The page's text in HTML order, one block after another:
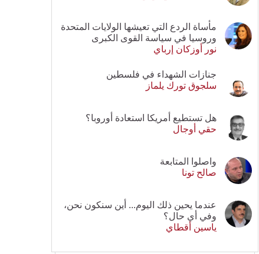
مأساة الردع التي تعيشها الولايات المتحدة
وروسيا في سياسة القوى الكبرى
نور أوزكان إرباي
جنازات الشهداء في فلسطين
سلجوق تورك يلماز
هل تستطيع أمريكا استعادة أوروبا؟
حقي أوجال
واصلوا المتابعة
صالح تونا
عندما يحين ذلك اليوم... أين سنكون نحن،
وفي أي حال؟
ياسين أقطاي